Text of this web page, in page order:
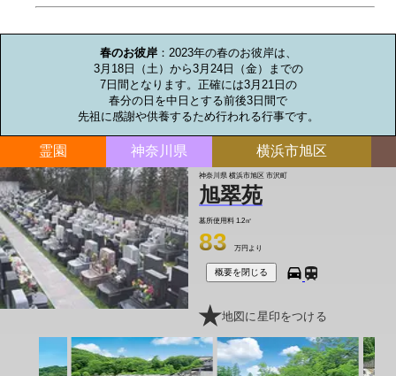
春のお彼岸：2023年の春のお彼岸は、
3月18日（土）から3月24日（金）までの
7日間となります。正確には3月21日の
春分の日を中日とする前後3日間で
先祖に感謝や供養するため行われる行事です。
霊園 神奈川県 横浜市旭区
神奈川県 横浜市旭区 市沢町
旭翠苑
墓所使用料 1.2㎡
83 万円より
概要を閉じる
地図に星印をつける